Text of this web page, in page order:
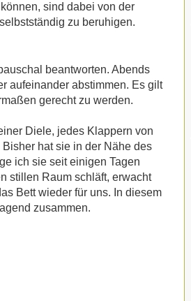
sind dabei von der
zu beruhigen.
beantworten. Abends
aufeinander abstimmen. Es gilt
gerecht zu werden.
Diele, jedes Klappern von
hat sie in der Nähe des
ich sie seit einigen Tagen
stillen Raum schläft, erwacht
Bett wieder für uns. In diesem
zusammen.